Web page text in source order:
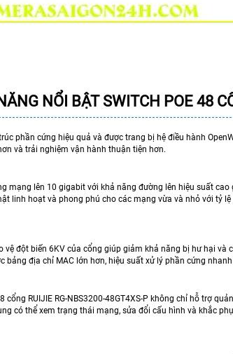
NỔI BẬT SWITCH POE 48
phần cứng hiệu quả và được trang bị hệ điều hành
và trải nghiệm vận hành thuận tiện hơn.
mạng lên 10 gigabit với khả năng đường lên hiệu suất
linh hoạt và phong phú cho các mạng vừa và nhỏ với tỷ
vệ đột biến 6KV của cổng giúp giảm khả năng bị hư hại và
bảng địa chỉ MAC lớn hơn, hiệu suất xử lý phần cứng
cổng RUIJIE RG-NBS3200-48GT4XS-P không chỉ hỗ trợ
có thể xem trạng thái mạng, sửa đổi cấu hình và khắc